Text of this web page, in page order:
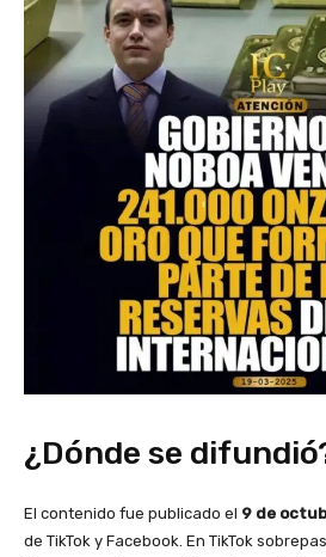
¿Dónde se
El contenido fue publicado el 9 de
de TikTok y Facebook. En TikTok